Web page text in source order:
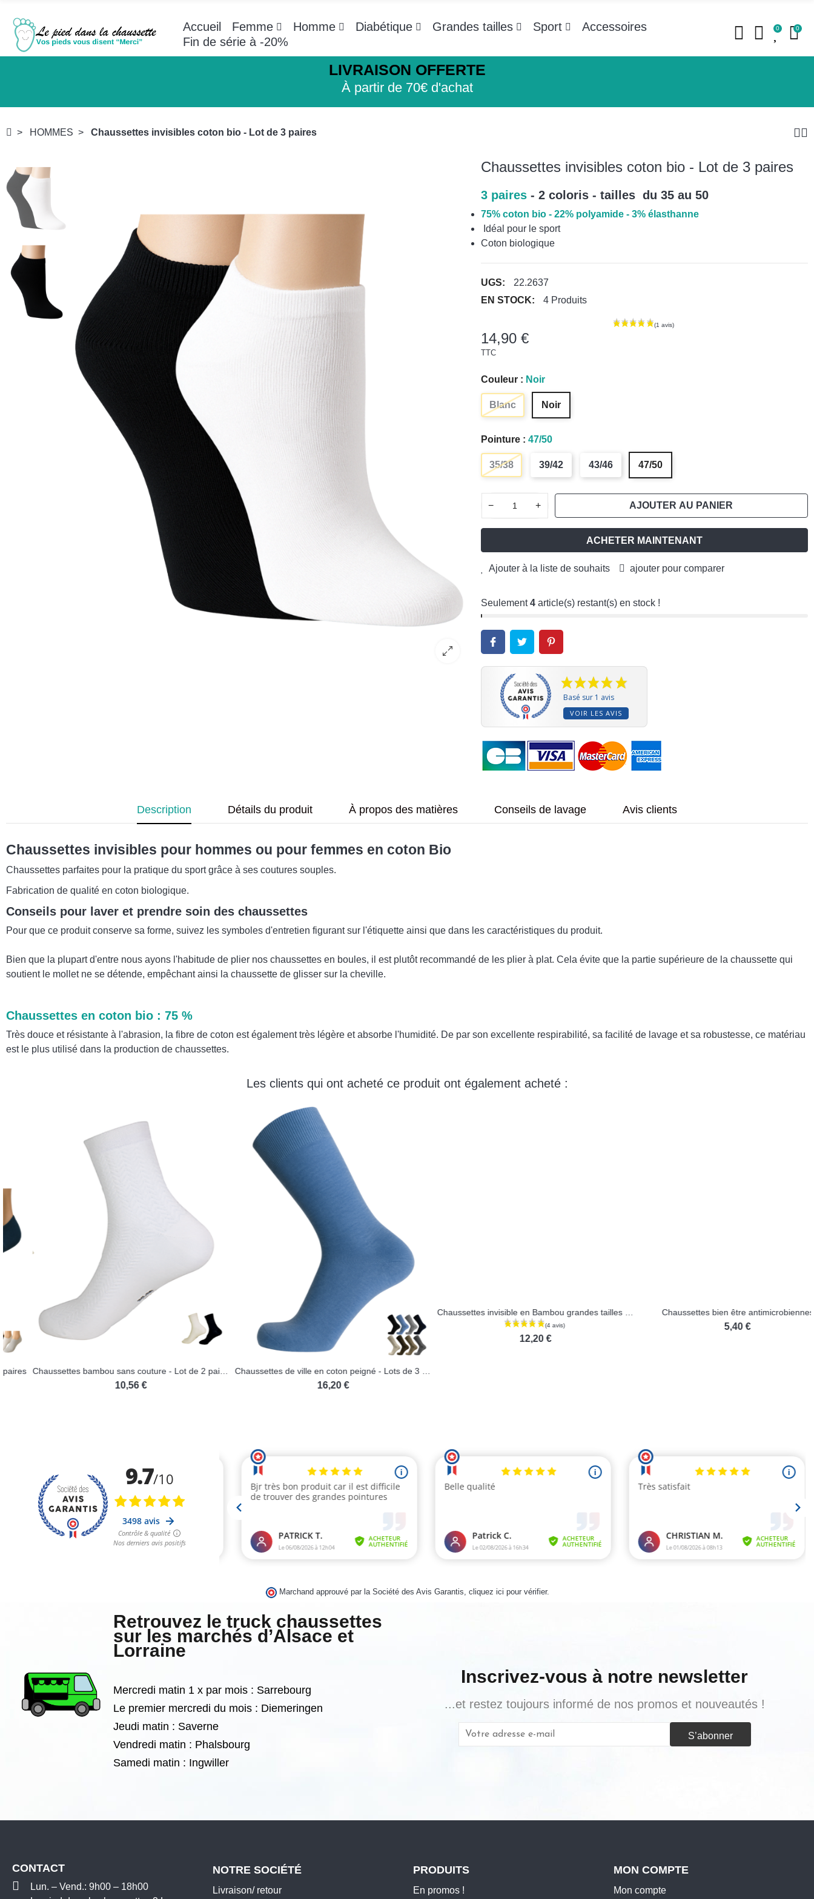
Accueil Femme Homme Diabétique Grandes tailles Sport
Accessoires
Fin de série à -20%
0 0
LIVRAISON OFFERTE
À partir de 70€ d'achat
HOMMES Chaussettes invisibles coton bio - Lot de 3 paires
Chaussettes invisibles coton bio - Lot de 3 paires
3 paires- 2 coloris - tailles du 35 au 50
75% coton bio - 22% polyamide - 3% élasthanne
Idéal pour le sport
Coton biologique
UGS:
22.2637
EN STOCK:
4 Produits
14,90 €
TTC
Couleur : Noir
Blanc Noir
Pointure : 47/50
35/38 39/42 43/46 47/50
− + AJOUTER AU PANIER
ACHETER MAINTENANT
Ajouter à la liste de souhaits ajouter pour comparer
Seulement4article(s) restant(s) en stock !
Basé sur 1 avis
VOIR LES AVIS
Description Détails du produit À propos des matières Conseils de lavage Avis clients
Chaussettes invisibles pour hommes ou pour femmes en coton Bio
Chaussettes parfaites pour la pratique du sport grâce à ses coutures souples.
Fabrication de qualité en coton biologique.
Conseils pour laver et prendre soin des chaussettes
Pour que ce produit conserve sa forme, suivez les symboles d'entretien figurant sur l'étiquette ainsi que dans les caractéristiques du produit.
Bien que la plupart d'entre nous ayons l'habitude de plier nos chaussettes en boules, il est plutôt recommandé de les plier à plat. Cela évite que la partie supérieure de la chaussette qui
soutient le mollet ne se détende, empêchant ainsi la chaussette de glisser sur la cheville.
Chaussettes en coton bio : 75 %
Très douce et résistante à l'abrasion, la fibre de coton est également très légère et absorbe l'humidité. De par son excellente respirabilité, sa facilité de lavage et sa robustesse, ce matériau
est le plus utilisé dans la production de chaussettes.
Les clients qui ont acheté ce produit ont également acheté :
Chaussettes bambou sans couture - Lot de 2 paires
10,56 €
Chaussettes de ville en coton peigné - Lots de 3 paires
16,20 €
Marchand approuvé par la Société des Avis Garantis, cliquez ici pour vérifier.
Retrouvez le truck chaussettes
sur les marchés d’Alsace et
Lorraine
Mercredi matin 1 x par mois : Sarrebourg
Le premier mercredi du mois : Diemeringen
Jeudi matin : Saverne
Vendredi matin : Phalsbourg
Samedi matin : Ingwiller
Inscrivez-vous à notre newsletter
...et restez toujours informé de nos promos et nouveautés !
S’abonner
CONTACT
Lun. – Vend.: 9h00 – 18h00
NOTRE SOCIÉTÉ
Livraison/ retour
PRODUITS
En promos !
MON COMPTE
Mon compte